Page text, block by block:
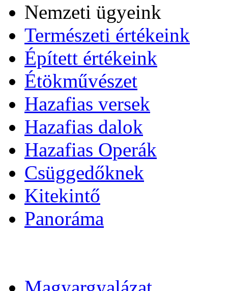
Nemzeti ügyeink
Természeti értékeink
Épített értékeink
Étökművészet
Hazafias versek
Hazafias dalok
Hazafias Operák
Csüggedőknek
Kitekintő
Panoráma